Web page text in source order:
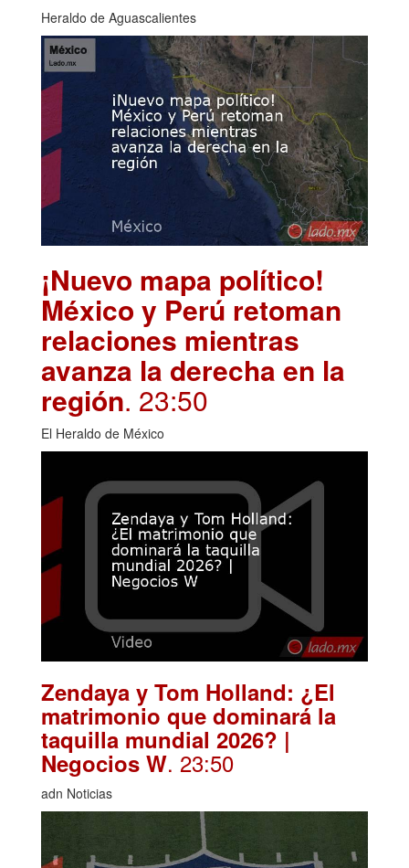
Heraldo de Aguascalientes
¡Nuevo mapa político!
México y Perú retoman
relaciones mientras
avanza la derecha en la
región. 23:50
El Heraldo de México
Zendaya y Tom Holland: ¿El
matrimonio que dominará la
taquilla mundial 2026? |
Negocios W. 23:50
adn Noticias